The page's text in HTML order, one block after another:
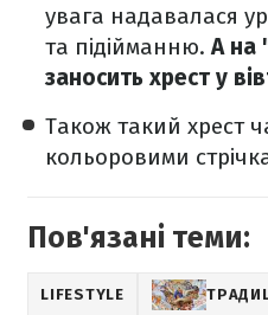
увага надавалася
та підійманню. А на
заносить хрест у
Також такий хрест
кольоровими
Пов'язані теми:
LIFESTYLE